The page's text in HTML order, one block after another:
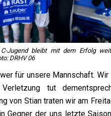
Jugend bleibt mit dem Erfolg
DRHV 06
für unsere Mannschaft. Wir
tut
von Stian traten wir am
Gegner der uns letzte